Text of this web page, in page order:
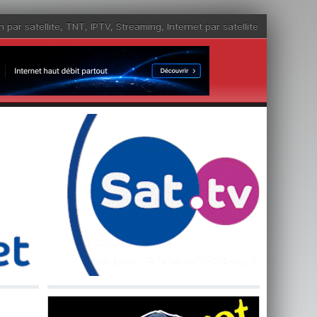
par satellite, TNT, IPTV, Streaming, Internet par satellite